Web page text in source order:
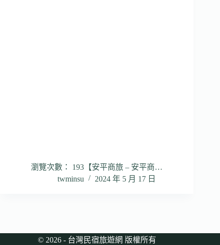
瀏覽次數： 193【安平商旅 – 安平商…
twminsu
2024 年 5 月 17 日
© 2026 - 台灣民宿旅遊網 版權所有